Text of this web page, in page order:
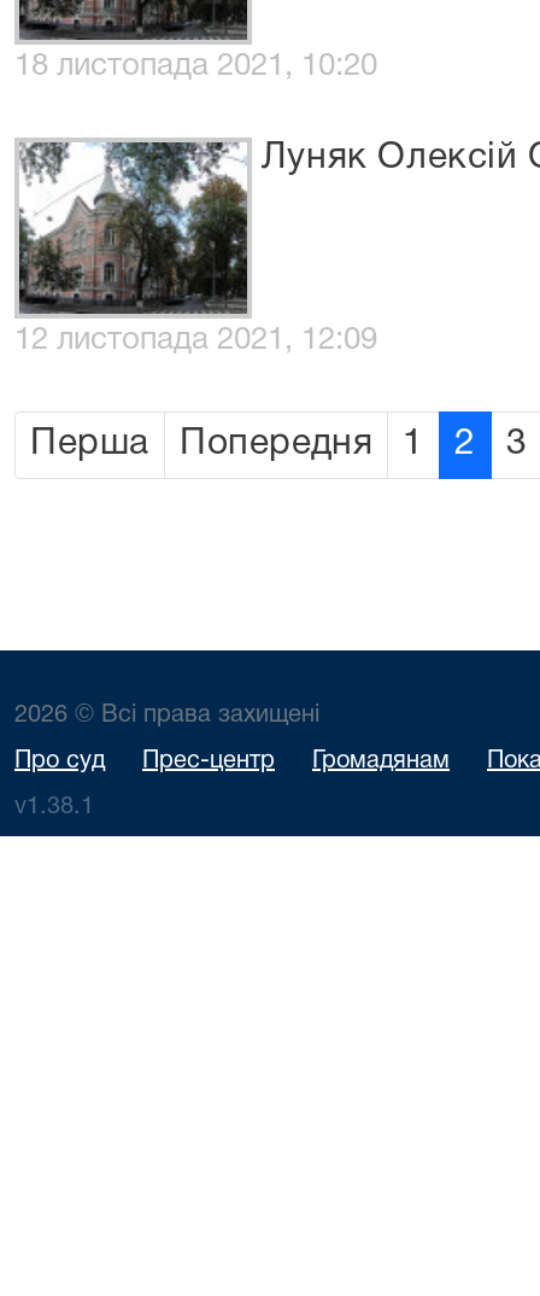
18 листопада 2021, 10:20
Луняк Олексій
12 листопада 2021, 12:09
Перша Попередня 1 2 3
2026 © Всі права захищені
Про суд Прес-центр Громадянам
v1.38.1